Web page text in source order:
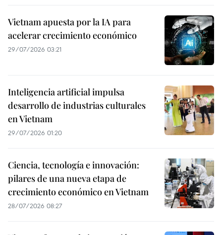
Vietnam apuesta por la IA para
acelerar crecimiento económico
29/07/2026 03:21
Inteligencia artificial impulsa
desarrollo de industrias culturales
en Vietnam
29/07/2026 01:20
Ciencia, tecnología e innovación:
pilares de una nueva etapa de
crecimiento económico en Vietnam
28/07/2026 08:27